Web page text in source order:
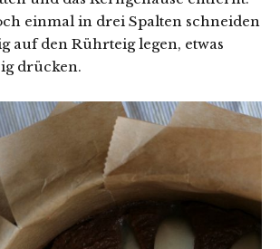
einmal in drei Spalten schneiden
auf den Rührteig legen, etwas
drücken.